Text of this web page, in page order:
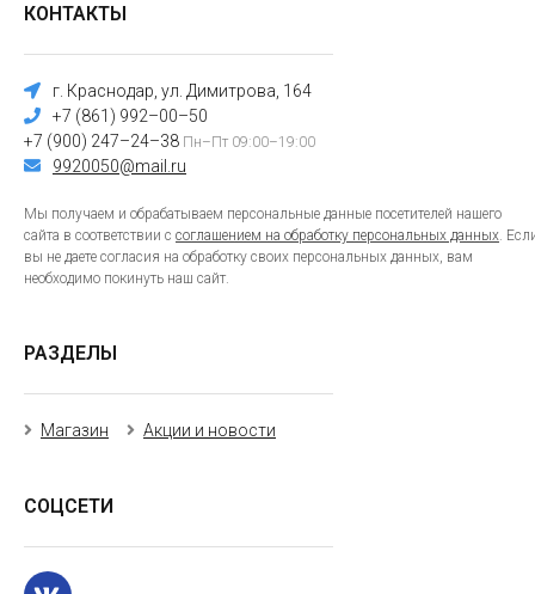
КОНТАКТЫ
г. Краснодар, ул. Димитрова, 164
+7 (861) 992–00–50
+7 (900) 247–24–38 Пн–Пт 09:00–19:00
9920050@mail.ru
Мы получаем и обрабатываем персональные данные посетителей нашего
сайта в соответствии с соглашением на обработку персональных данных.
вы не даете согласия на обработку своих персональных данных, вам
необходимо покинуть наш сайт.
РАЗДЕЛЫ
Магазин Акции и новости
СОЦСЕТИ